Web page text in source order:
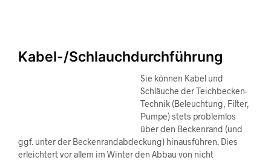
Kabel-/Schlauchdurchführung
Sie können Kabel und
Schläuche der Teichbecken-
Technik (Beleuchtung, Filter,
Pumpe) stets problemlos
über den Beckenrand (und
ggf. unter der Beckenrandabdeckung) hinausführen. Dies
erleichtert vor allem im Winter den Abbau von nicht